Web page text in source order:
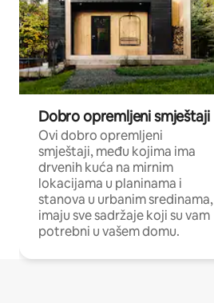
Dobro opremljeni smještaji
Ovi dobro opremljeni
smještaji, među kojima ima
drvenih kuća na mirnim
lokacijama u planinama i
stanova u urbanim sredinama,
imaju sve sadržaje koji su vam
potrebni u vašem domu.